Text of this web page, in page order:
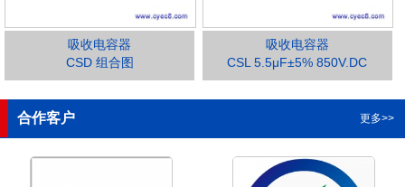
吸收电容器
CSD 组合图
吸收电容器
CSL 5.5μF±5% 850V.DC
合作客户 更多>>